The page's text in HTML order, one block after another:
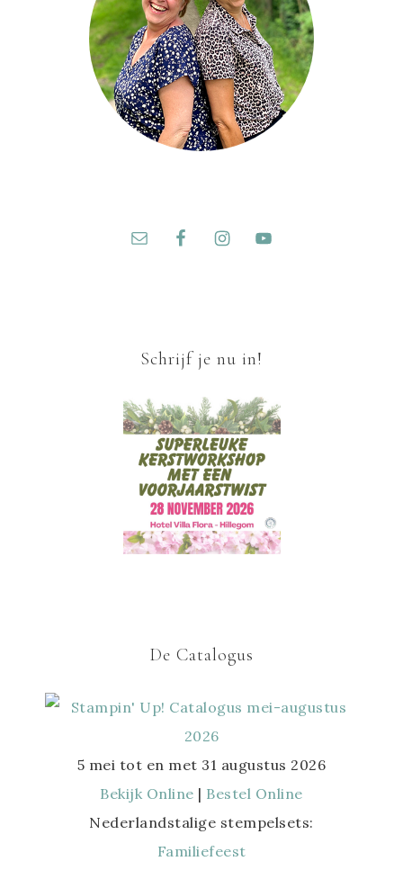
Schrijf je nu in!
De Catalogus
5 mei tot en met 31 augustus 2026
Bekijk Online | Bestel Online
Nederlandstalige stempelsets:
Familiefeest